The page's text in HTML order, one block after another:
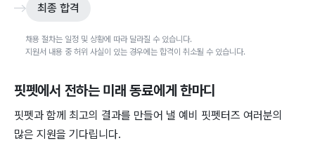
최종 합격
채용 절차는 일정 및 상황에 따라 달라질 수 있습니다.
지원서 내용 중 허위 사실이 있는 경우에는 합격이 취소될 수 있습니다.
핏펫에서 전하는 미래 동료에게 한마디
핏펫과 함께 최고의 결과를 만들어 낼 예비 핏펫터즈 여러분의
많은 지원을 기다립니다.